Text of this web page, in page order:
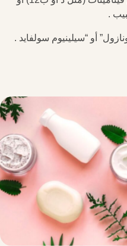
.
أو “سيلينيوم سولفايد .